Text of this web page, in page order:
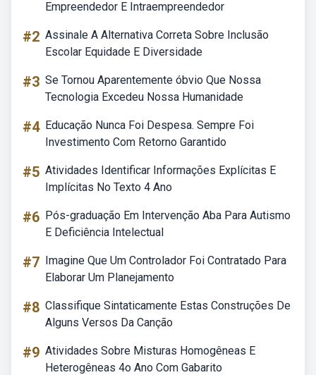
Empreendedor E Intraempreendedor
#2 Assinale A Alternativa Correta Sobre Inclusão
Escolar Equidade E Diversidade
#3 Se Tornou Aparentemente óbvio Que Nossa
Tecnologia Excedeu Nossa Humanidade
#4 Educação Nunca Foi Despesa. Sempre Foi
Investimento Com Retorno Garantido
#5 Atividades Identificar Informações Explícitas E
Implícitas No Texto 4 Ano
#6 Pós-graduação Em Intervenção Aba Para Autismo
E Deficiência Intelectual
#7 Imagine Que Um Controlador Foi Contratado Para
Elaborar Um Planejamento
#8 Classifique Sintaticamente Estas Construções De
Alguns Versos Da Canção
#9 Atividades Sobre Misturas Homogêneas E
Heterogêneas 4o Ano Com Gabarito